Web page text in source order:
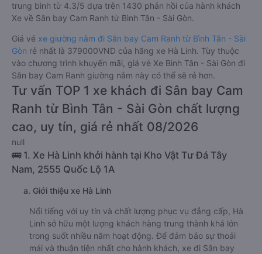
trung bình từ 4.3/5 dựa trên 1430 phản hồi của hành khách
Xe về Sân bay Cam Ranh từ Bình Tân - Sài Gòn.
Giá vé xe giường nằm đi Sân bay Cam Ranh từ Bình Tân - Sài
Gòn rẻ nhất là 379000VND của hãng xe Hà Linh. Tùy thuộc
vào chương trình khuyến mãi, giá vé Xe Bình Tân - Sài Gòn đi
Sân bay Cam Ranh giường nằm này có thể sẽ rẻ hơn.
Tư vấn TOP 1 xe khách đi Sân bay Cam
Ranh từ Bình Tân - Sài Gòn chất lượng
cao, uy tín, giá rẻ nhất 08/2026
null
🚌 1. Xe Hà Linh khởi hành tại Kho Vật Tư Đá Tây
Nam, 2555 Quốc Lộ 1A
a. Giới thiệu xe Hà Linh
Nổi tiếng với uy tín và chất lượng phục vụ đẳng cấp, Hà
Linh sở hữu một lượng khách hàng trung thành khá lớn
trong suốt nhiều năm hoạt động. Để đảm bảo sự thoải
mái và thuận tiện nhất cho hành khách, xe đi Sân bay